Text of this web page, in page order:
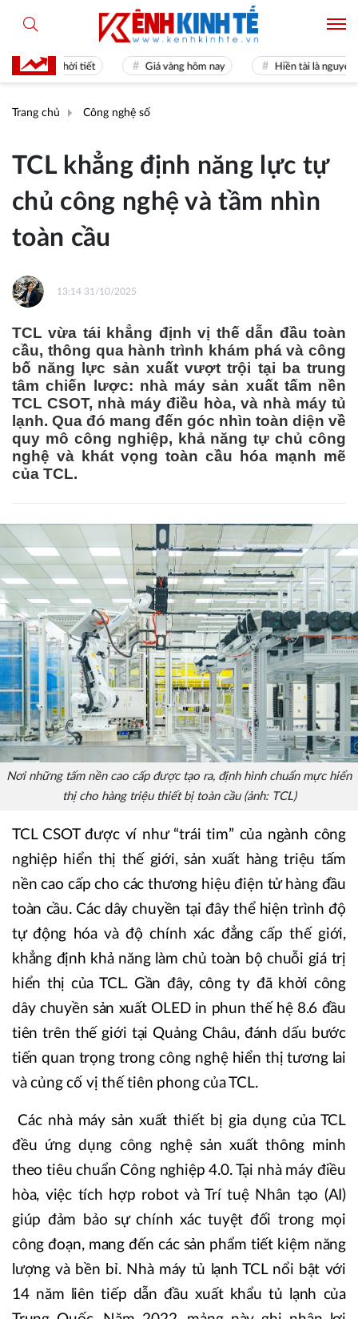
báo thời tiết Giá vàng hôm nay Hiền tài là nguyên khí
Trang chủ Công nghệ số
TCL khẳng định năng lực tự
chủ công nghệ và tầm nhìn
toàn cầu
13:14 31/10/2025
TCL vừa tái khẳng định vị thế dẫn đầu toàn
cầu, thông qua hành trình khám phá và công
bố năng lực sản xuất vượt trội tại ba trung
tâm chiến lược: nhà máy sản xuất tấm nền
TCL CSOT, nhà máy điều hòa, và nhà máy tủ
lạnh. Qua đó mang đến góc nhìn toàn diện về
quy mô công nghiệp, khả năng tự chủ công
nghệ và khát vọng toàn cầu hóa mạnh mẽ
của TCL.
Nơi những tấm nền cao cấp được tạo ra, định hình chuẩn mực hiển
thị cho hàng triệu thiết bị toàn cầu (ảnh: TCL)
TCL CSOT được ví như “trái tim” của ngành công
nghiệp hiển thị thế giới, sản xuất hàng triệu tấm
nền cao cấp cho các thương hiệu điện tử hàng đầu
toàn cầu. Các dây chuyền tại đây thể hiện trình độ
tự động hóa và độ chính xác đẳng cấp thế giới,
khẳng định khả năng làm chủ toàn bộ chuỗi giá trị
hiển thị của TCL. Gần đây, công ty đã khởi công
dây chuyền sản xuất OLED in phun thế hệ 8.6 đầu
tiên trên thế giới tại Quảng Châu, đánh dấu bước
tiến quan trọng trong công nghệ hiển thị tương lai
và củng cố vị thế tiên phong của TCL.
Các nhà máy sản xuất thiết bị gia dụng của TCL
đều ứng dụng công nghệ sản xuất thông minh
theo tiêu chuẩn Công nghiệp 4.0. Tại nhà máy điều
hòa, việc tích hợp robot và Trí tuệ Nhân tạo (AI)
giúp đảm bảo sự chính xác tuyệt đối trong mọi
công đoạn, mang đến các sản phẩm tiết kiệm năng
lượng và bền bỉ. Nhà máy tủ lạnh TCL nổi bật với
14 năm liên tiếp dẫn đầu xuất khẩu tủ lạnh của